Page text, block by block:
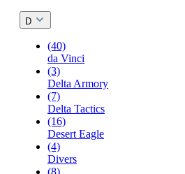
D
(40)
da Vinci
(3)
Delta Armory
(7)
Delta Tactics
(16)
Desert Eagle
(4)
Divers
(8)